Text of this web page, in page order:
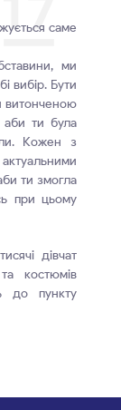
саме
ми
вибір. Бути
витонченою
ти була
Кожен з
ти змогла
при цьому
дівчат
костюмів
до пункту